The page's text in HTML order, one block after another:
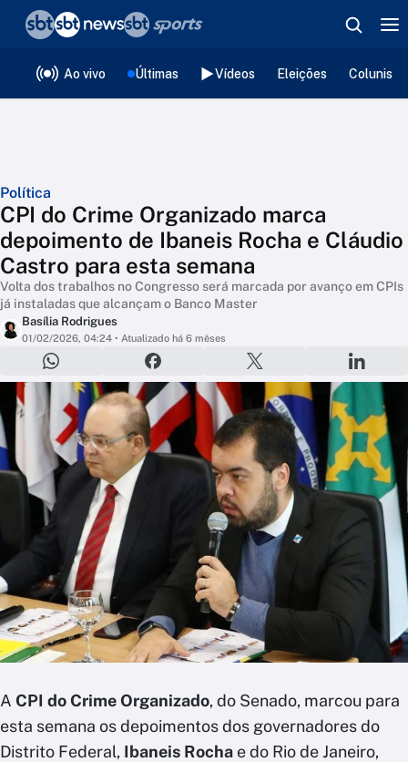
Ao vivo Últimas Vídeos Eleições
Política
CPI do Crime Organizado marca
depoimento de Ibaneis Rocha e Cláudio
Castro para esta semana
Volta dos trabalhos no Congresso será marcada por avanço em CPIs
já instaladas que alcançam o Banco Master
Basília Rodrigues
01/02/2026, 04:24 • Atualizado há 6 mêses
A CPI do Crime Organizado, do Senado, marcou para
esta semana os depoimentos dos governadores do
Distrito Federal, Ibaneis Rocha e do Rio de Janeiro,
❮voltar
Editorias